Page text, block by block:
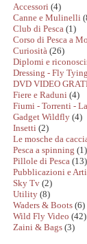
Accessori (4)
Canne e Mulinelli
Club di Pesca (1)
Corso di Pesca a
Curiosità (26)
Diplomi e
Dressing - Fly Tying
DVD VIDEO
Fiere e Raduni (4)
Fiumi - Torrenti -
Gadget Wildfly (4)
Insetti (2)
Le mosche da
Pesca a spinning (1)
Pillole di Pesca (13)
Pubblicazioni e
Sky Tv (2)
Utility (8)
Waders & Boots (6)
Wild Fly Video (42)
Zaini & Bags (3)